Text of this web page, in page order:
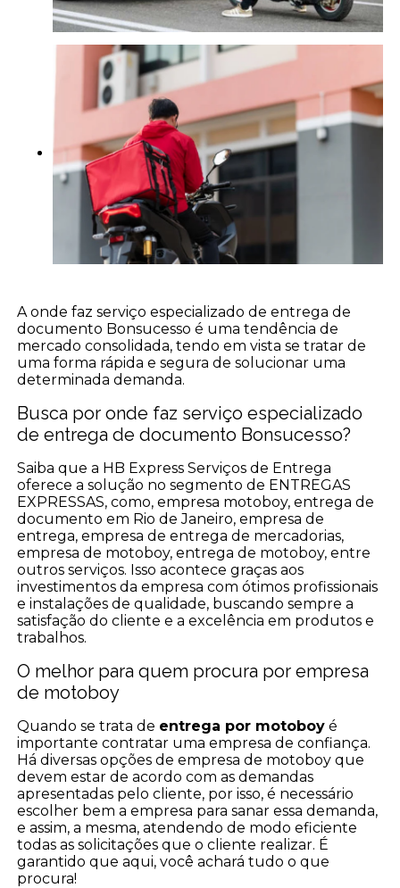
A onde faz serviço especializado de entrega de
documento Bonsucesso é uma tendência de
mercado consolidada, tendo em vista se tratar de
uma forma rápida e segura de solucionar uma
determinada demanda.
Busca por onde faz serviço especializado
de entrega de documento Bonsucesso?
Saiba que a HB Express Serviços de Entrega
oferece a solução no segmento de ENTREGAS
EXPRESSAS, como, empresa motoboy, entrega de
documento em Rio de Janeiro, empresa de
entrega, empresa de entrega de mercadorias,
empresa de motoboy, entrega de motoboy, entre
outros serviços. Isso acontece graças aos
investimentos da empresa com ótimos profissionais
e instalações de qualidade, buscando sempre a
satisfação do cliente e a excelência em produtos e
trabalhos.
O melhor para quem procura por empresa
de motoboy
Quando se trata de entrega por motoboy é
importante contratar uma empresa de confiança.
Há diversas opções de empresa de motoboy que
devem estar de acordo com as demandas
apresentadas pelo cliente, por isso, é necessário
escolher bem a empresa para sanar essa demanda,
e assim, a mesma, atendendo de modo eficiente
todas as solicitações que o cliente realizar. É
garantido que aqui, você achará tudo o que
procura!